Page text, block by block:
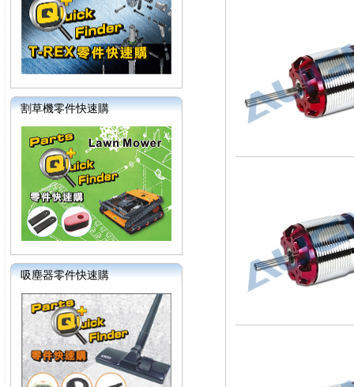
割草機零件快速購
吸塵器零件快速購